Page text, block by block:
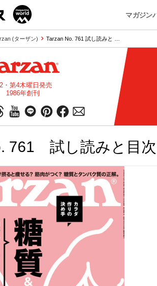
マガジン
(ターザン) Tarzan No. 761 試し読みと …
・第4木曜日発売
1986年創刊
761 試し読みと目次